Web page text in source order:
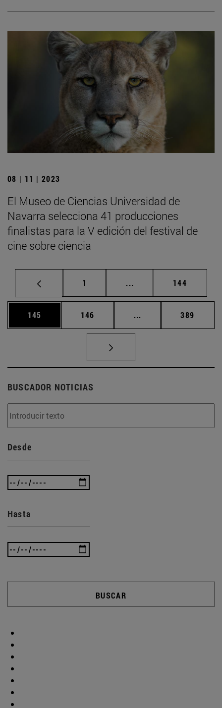
08 | 11 | 2023
El Museo de Ciencias Universidad de
Navarra selecciona 41 producciones
finalistas para la V edición del festival de
cine sobre ciencia
Página
1 ... Páginas intermedias
Página
144
Página
145 Página
146 ... Páginas intermedias
Página
389
BUSCADOR NOTICIAS
Desde
Hasta
BUSCAR